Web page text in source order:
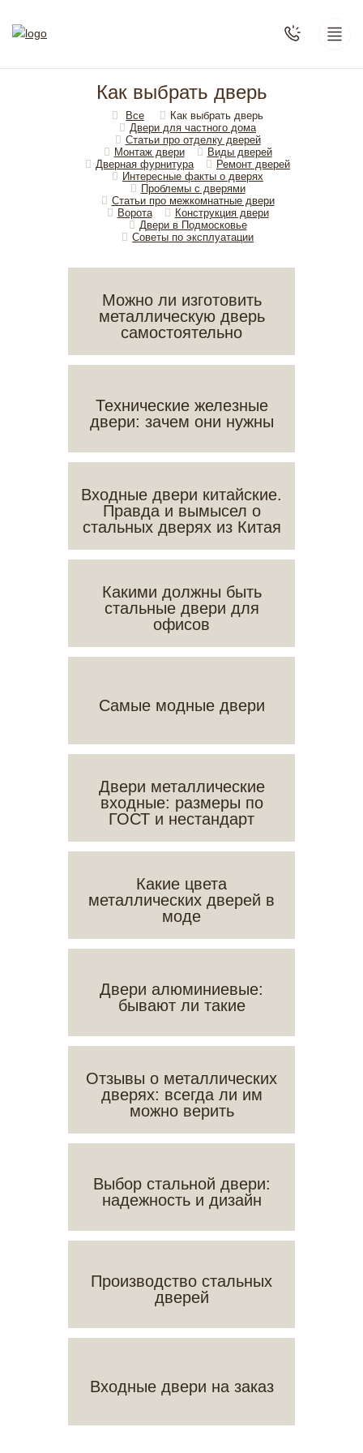
Как выбрать дверь
Все
Как выбрать дверь
Двери для частного дома
Статьи про отделку дверей
Монтаж двери
Виды дверей
Дверная фурнитура
Ремонт дверей
Интересные факты о дверях
Проблемы с дверями
Статьи про межкомнатные двери
Ворота
Конструкция двери
Двери в Подмосковье
Cоветы по эксплуатации
Можно ли изготовить
металлическую дверь
самостоятельно
Технические железные
двери: зачем они нужны
Входные двери китайские.
Правда и вымысел о
стальных дверях из Китая
Какими должны быть
стальные двери для
офисов
Самые модные двери
Двери металлические
входные: размеры по
ГОСТ и нестандарт
Какие цвета
металлических дверей в
моде
Двери алюминиевые:
бывают ли такие
Отзывы о металлических
дверях: всегда ли им
можно верить
Выбор стальной двери:
надежность и дизайн
Производство стальных
дверей
Входные двери на заказ